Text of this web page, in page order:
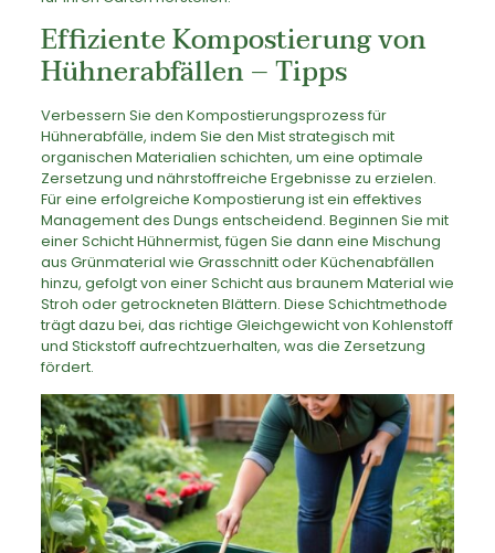
Effiziente Kompostierung von
Hühnerabfällen – Tipps
Verbessern Sie den Kompostierungsprozess für
Hühnerabfälle, indem Sie den Mist strategisch mit
organischen Materialien schichten, um eine optimale
Zersetzung und nährstoffreiche Ergebnisse zu erzielen.
Für eine erfolgreiche Kompostierung ist ein effektives
Management des Dungs entscheidend. Beginnen Sie mit
einer Schicht Hühnermist, fügen Sie dann eine Mischung
aus Grünmaterial wie Grasschnitt oder Küchenabfällen
hinzu, gefolgt von einer Schicht aus braunem Material wie
Stroh oder getrockneten Blättern. Diese Schichtmethode
trägt dazu bei, das richtige Gleichgewicht von Kohlenstoff
und Stickstoff aufrechtzuerhalten, was die Zersetzung
fördert.